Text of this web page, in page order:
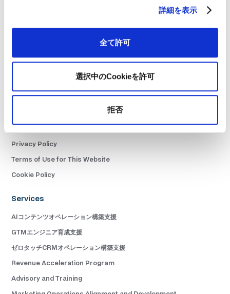
詳細を表示
全て許可
選択中のCookieを許可
拒否
Contact Us
Privacy Policy
Terms of Use for This Website
Cookie Policy
Services
AIコンテンツオペレーション構築支援
GTMエンジニア育成支援
ゼロタッチCRMオペレーション構築支援
Revenue Acceleration Program
Advisory and Training